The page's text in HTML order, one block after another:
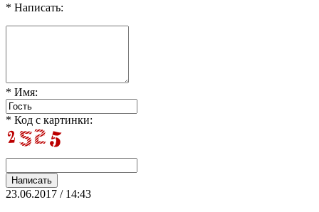
* Написать:
* Имя:
* Код с картинки:
23.06.2017 / 14:43